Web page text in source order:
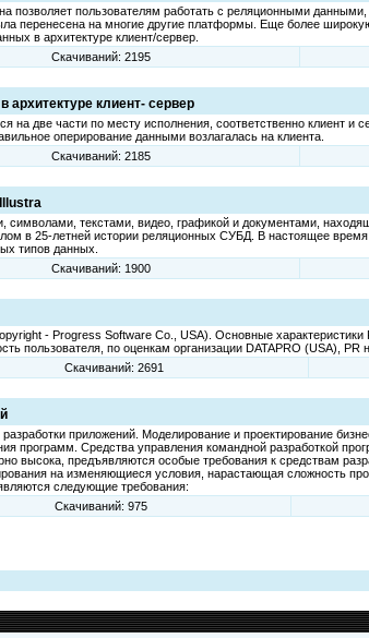
пользователям работать с реляционными
перенесена на многие другие платформы. Еще более
в архитектуре клиент/сервер.
Скачиваний: 2195
архитектуре клиент- сервер
на две части по месту исполнения, соответственно клиент
оперирование данными возлагалась на клиента.
Скачиваний: 2185
текстами, видео, графикой и документами,
в 25-летней истории реляционных СУБД. В настоящее
типов данных.
Скачиваний: 1900
- Progress Software Co., USA). Основные
пользователя, по оценкам организации DATAPRO (USA), PR
Скачиваний: 2691
приложений. Моделирование и проектирование
программ. Средства управления командной разработкой
высока, предъявляются особые требования к средствам
на изменяющиеся условия, нарастающая сложность
следующие требования:
Скачиваний: 975